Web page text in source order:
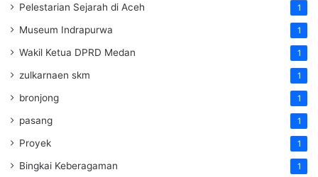
Pelestarian Sejarah di Aceh 1
Museum Indrapurwa 1
Wakil Ketua DPRD Medan 1
zulkarnaen skm 1
bronjong 1
pasang 1
Proyek 1
Bingkai Keberagaman 1